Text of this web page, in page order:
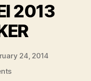
2013
24, 2014
on